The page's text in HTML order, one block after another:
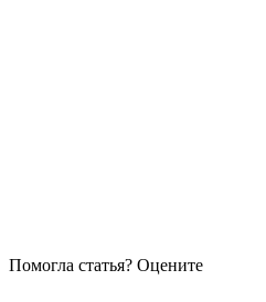
Помогла статья? Оцените